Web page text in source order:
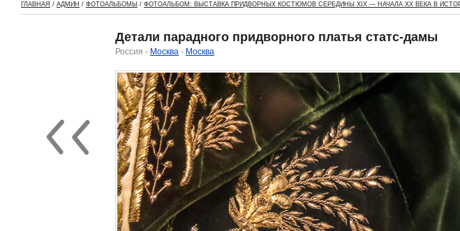
ГЛАВНАЯ / АДМИН / ФОТОАЛЬБОМЫ / ФОТОАЛЬБОМ: ВЫСТАВКА ПРИДВОРНЫХ КОСТЮМОВ СЕРЕДИНЫ XIX — НАЧАЛА XX ВЕКА В
Детали парадного придворного платья статс-дамы
Россия - Москва - Москва